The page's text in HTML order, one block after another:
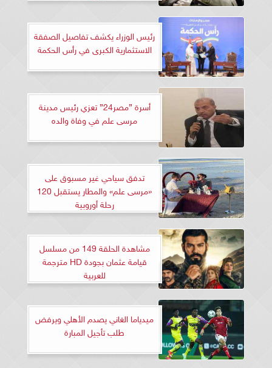
رئيس الوزراء يكشف تفاصيل الصفقة
الاستثمارية الكبرى في رأس الحكمة
أسرة ”مصر24” تعزي رئيس مدينة
مرسى علم في وفاة والده
تدفق سياحي غير مسبوق على
«مرسى علم» والمطار يستقبل 120
رحلة أوروبية
مشاهدة الحلقة 149 من مسلسل
قيامة عثمان بجودة HD مترجمة
للعربية
ميدياما الغاني يصدم الأهلي ويرفض
طلب تأجيل المبارة